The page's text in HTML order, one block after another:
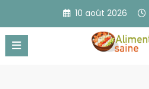
contenu
10 août 2026